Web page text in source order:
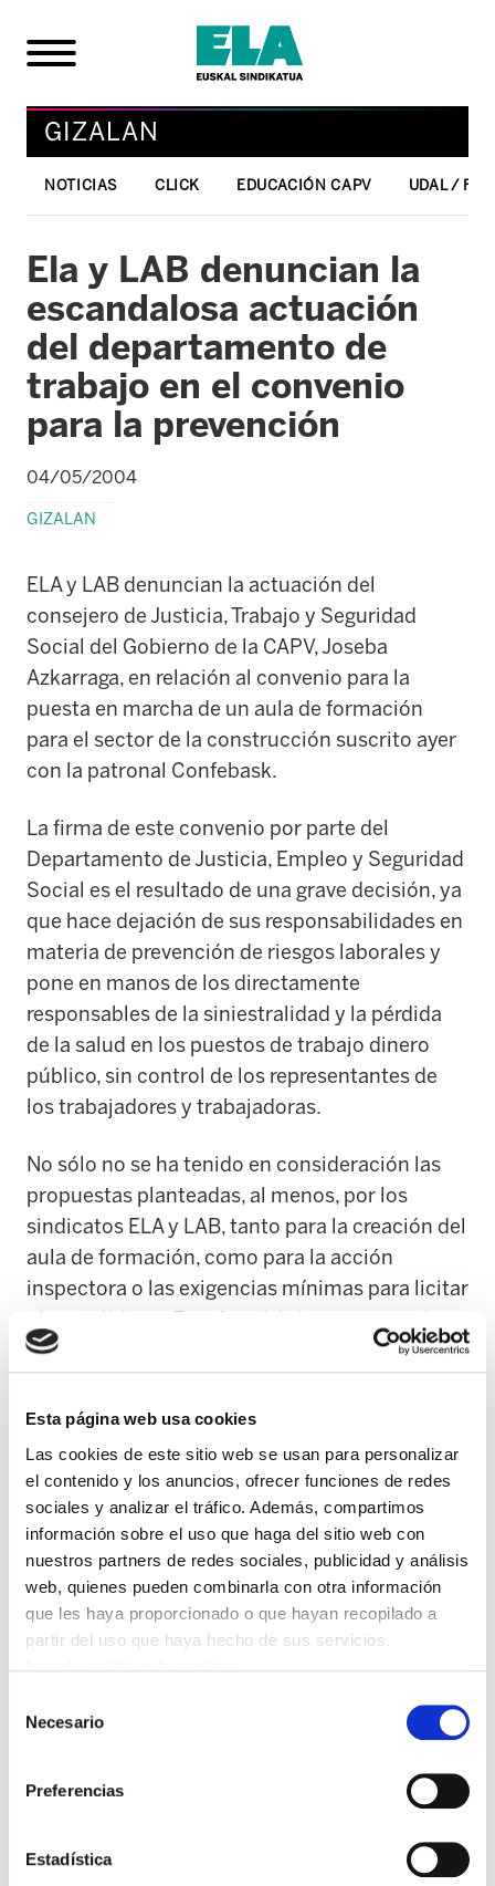
Esta página web usa cookies
Las cookies de este sitio web se usan para personalizar
el contenido y los anuncios, ofrecer funciones de redes
sociales y analizar el tráfico. Además, compartimos
información sobre el uso que haga del sitio web con
nuestros partners de redes sociales, publicidad y análisis
web, quienes pueden combinarla con otra información
que les haya proporcionado o que hayan recopilado a
partir del uso que haya hecho de sus servicios.
Necesario
Preferencias
Estadística
GIZALAN
NOTICIAS CLICK EDUCACIÓN CAPV UDAL /
Ela y LAB denuncian la
escandalosa actuación
del departamento de
trabajo en el convenio
para la prevención
04/05/2004
GIZALAN
ELA y LAB denuncian la actuación del
consejero de Justicia, Trabajo y Seguridad
Social del Gobierno de la CAPV, Joseba
Azkarraga, en relación al convenio para la
puesta en marcha de un aula de formación
para el sector de la construcción suscrito ayer
con la patronal Confebask.
La firma de este convenio por parte del
Departamento de Justicia, Empleo y Seguridad
Social es el resultado de una grave decisión, ya
que hace dejación de sus responsabilidades en
materia de prevención de riesgos laborales y
pone en manos de los directamente
responsables de la siniestralidad y la pérdida
de la salud en los puestos de trabajo dinero
público, sin control de los representantes de
los trabajadores y trabajadoras.
No sólo no se ha tenido en consideración las
propuestas planteadas, al menos, por los
sindicatos ELA y LAB, tanto para la creación del
aula de formación, como para la acción
inspectora o las exigencias mínimas para licitar
obras públicas. Este fue el único compromiso
adquirido por el consejero en la reunión
LAB el pasado28 de Abril, lo que ha sido
desmentido contundentemente por los
hechos.
Según ELA y LAB actuaciones de estas
características, suponen:
-Ningunear a la representación sindical
mayoritaría en la CAPV.
-Intentar gestionar órganos de participación,
-Hacer una política de connivencia con la
permanentes incumplimientos normativos.
responsabilidades que no asume Confebask.
-En definitiva, romper las reglas a favor de la